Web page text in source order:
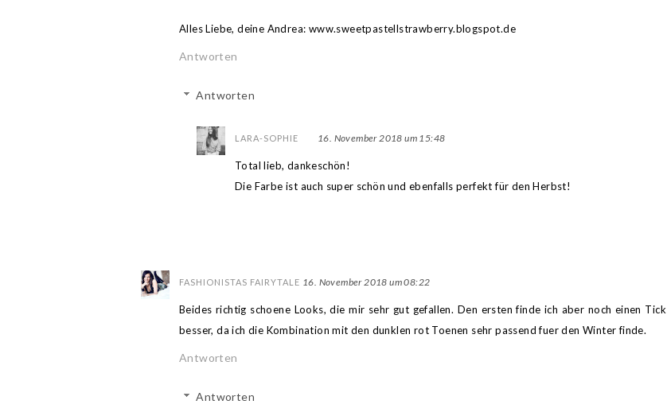
Alles Liebe, deine Andrea: www.sweetpastellstrawberry.blogspot.de
Antworten
Antworten
LARA-SOPHIE 16. November 2018 um 15:48
Total lieb, dankeschön!
Die Farbe ist auch super schön und ebenfalls perfekt für den Herbst!
FASHIONISTAS FAIRYTALE 16. November 2018 um 08:22
Beides richtig schoene Looks, die mir sehr gut gefallen. Den ersten finde ich aber noch einen Tick
besser, da ich die Kombination mit den dunklen rot Toenen sehr passend fuer den Winter finde.
Antworten
Antworten